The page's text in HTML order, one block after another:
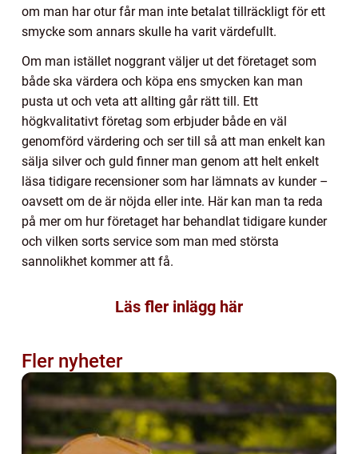
om man har otur får man inte betalat tillräckligt för ett
smycke som annars skulle ha varit värdefullt.
Om man istället noggrant väljer ut det företaget som
både ska värdera och köpa ens smycken kan man
pusta ut och veta att allting går rätt till. Ett
högkvalitativt företag som erbjuder både en väl
genomförd värdering och ser till så att man enkelt kan
sälja silver och guld finner man genom att helt enkelt
läsa tidigare recensioner som har lämnats av kunder –
oavsett om de är nöjda eller inte. Här kan man ta reda
på mer om hur företaget har behandlat tidigare kunder
och vilken sorts service som man med största
sannolikhet kommer att få.
Läs fler inlägg här
Fler nyheter